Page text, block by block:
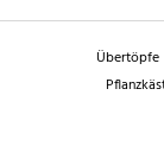
Übertöpfe